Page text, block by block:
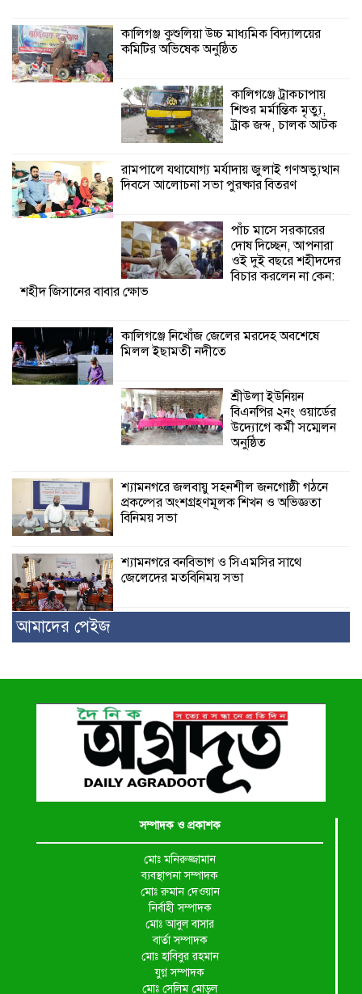
পাঁচ মাসে সরকারের দোষ দিচ্ছেন, আপনারা
কালিগঞ্জে নিখোঁজ জেলের মরদেহ অবশেষে
মিলল ইছামতী নদীতে
শ্রীউলা ইউনিয়ন
অনুষ্ঠিত
কালিগঞ্জ কুশুলিয়া উচ্চ মাধ্যমিক বিদ্যালয়ের
কমিটির অভিষেক অনুষ্ঠিত
কালিগঞ্জে ট্রাকচাপায়
শিশুর মর্মান্তিক মৃত্যু,
ট্রাক জব্দ, চালক আটক
রামপালে যথাযোগ্য মর্যাদায় জুলাই গণঅভ্যুত্থান
দিবসে আলোচনা সভা পুরষ্কার বিতরণ
পাঁচ মাসে সরকারের
দোষ দিচ্ছেন, আপনারা
ওই দুই বছরে শহীদদের
বিচার করলেন না কেন:
শহীদ জিসানের বাবার ক্ষোভ
কালিগঞ্জে নিখোঁজ জেলের মরদেহ অবশেষে
মিলল ইছামতী নদীতে
শ্রীউলা ইউনিয়ন
বিএনপির ২নং ওয়ার্ডের
উদ্যোগে কর্মী সম্মেলন
অনুষ্ঠিত
শ্যামনগরে জলবায়ু সহনশীল জনগোষ্ঠী গঠনে
প্রকল্পের অংশগ্রহণমূলক শিখন ও অভিজ্ঞতা
বিনিময় সভা
শ্যামনগরে বনবিভাগ ও সিএমসির সাথে
জেলেদের মতবিনিময় সভা
আমাদের পেইজ
সম্পাদক ও প্রকাশক
মোঃ মনিরুজ্জামান
ব্যবস্থাপনা সম্পাদক
মোঃ রুমান দেওয়ান
নির্বাহী সম্পাদক
মোঃ আবুল বাসার
বার্তা সম্পাদক
মোঃ হাবিবুর রহমান
যুগ্ন সম্পাদক
মোঃ সেলিম মোড়ল